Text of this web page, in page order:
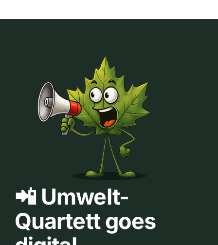
📲 Umwelt-
Quartett goes